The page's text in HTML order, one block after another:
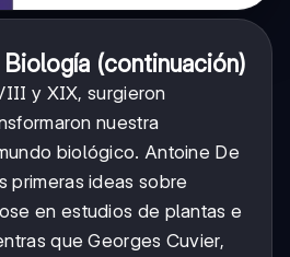
(continuación)
y XIX, surgieron
nuestra
biológico. Antoine De
primeras ideas sobre
en estudios de plantas e
que Georges Cuvier,